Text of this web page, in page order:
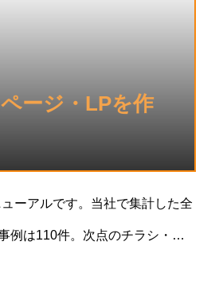
ージ・LPを作
ーアルです。当社で集計した全
例は110件。次点のチラシ・